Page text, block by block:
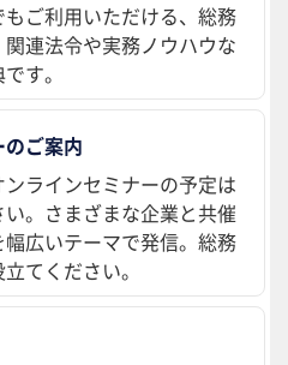
ご利用いただける、総務
連法令や実務ノウハウな
す。
ご案内
ラインセミナーの予定は
。さまざまな企業と共催
広いテーマで発信。総務
てください。